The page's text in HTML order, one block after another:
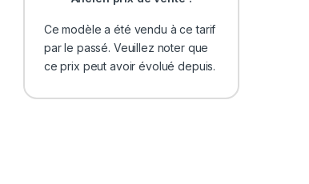
Ce modèle a été vendu à ce tarif
par le passé. Veuillez noter que
ce prix peut avoir évolué depuis.